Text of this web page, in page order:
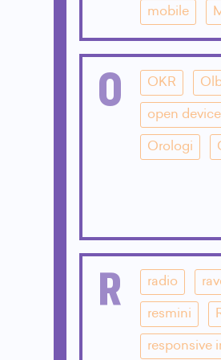
mobile
O OKR
open
Orologi
R radio
resmini
responsive